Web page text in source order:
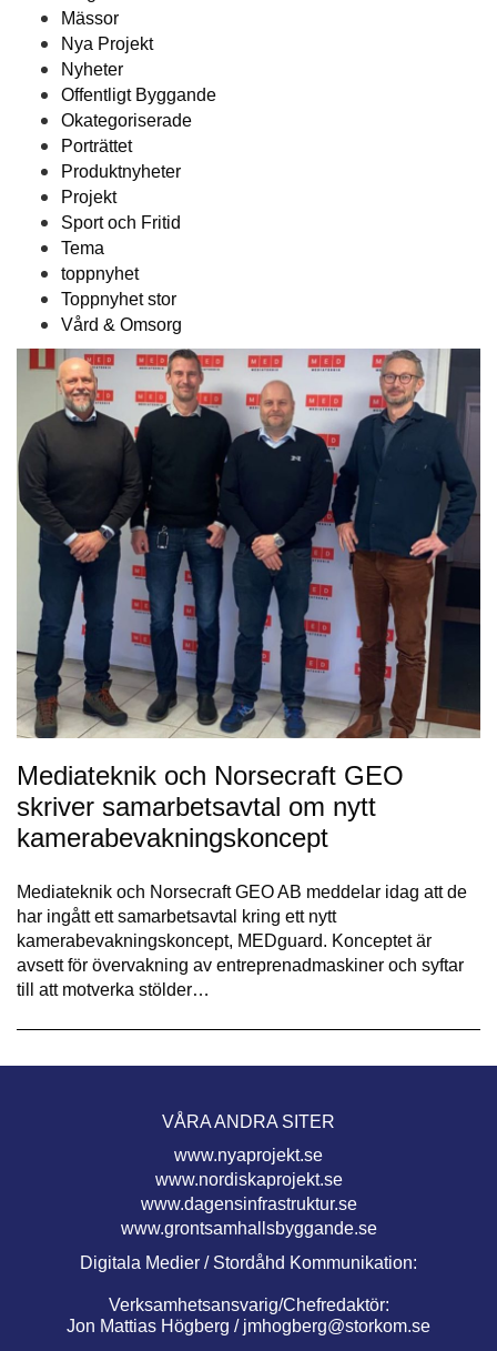
Mässor
Nya Projekt
Nyheter
Offentligt Byggande
Okategoriserade
Porträttet
Produktnyheter
Projekt
Sport och Fritid
Tema
toppnyhet
Toppnyhet stor
Vård & Omsorg
Mediateknik och Norsecraft GEO
skriver samarbetsavtal om nytt
kamerabevakningskoncept
Mediateknik och Norsecraft GEO AB meddelar idag att de
har ingått ett samarbetsavtal kring ett nytt
kamerabevakningskoncept, MEDguard. Konceptet är
avsett för övervakning av entreprenadmaskiner och syftar
till att motverka stölder…
VÅRA ANDRA SITER
www.nyaprojekt.se
www.nordiskaprojekt.se
www.dagensinfrastruktur.se
www.grontsamhallsbyggande.se
Digitala Medier / Stordåhd Kommunikation:
Verksamhetsansvarig/Chefredaktör:
Jon Mattias Högberg / jmhogberg@storkom.se